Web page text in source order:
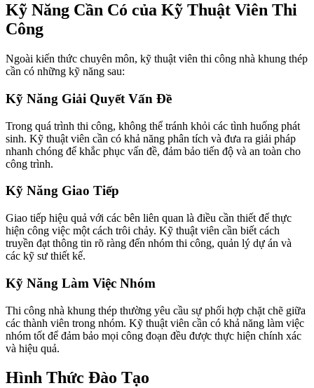
Kỹ Năng Cần Có của Kỹ Thuật Viên Thi
Công
Ngoài kiến thức chuyên môn, kỹ thuật viên thi công nhà khung thép
cần có những kỹ năng sau:
Kỹ Năng Giải Quyết Vấn Đề
Trong quá trình thi công, không thể tránh khỏi các tình huống phát
sinh. Kỹ thuật viên cần có khả năng phân tích và đưa ra giải pháp
nhanh chóng để khắc phục vấn đề, đảm bảo tiến độ và an toàn cho
công trình.
Kỹ Năng Giao Tiếp
Giao tiếp hiệu quả với các bên liên quan là điều cần thiết để thực
hiện công việc một cách trôi chảy. Kỹ thuật viên cần biết cách
truyền đạt thông tin rõ ràng đến nhóm thi công, quản lý dự án và
các kỹ sư thiết kế.
Kỹ Năng Làm Việc Nhóm
Thi công nhà khung thép thường yêu cầu sự phối hợp chặt chẽ giữa
các thành viên trong nhóm. Kỹ thuật viên cần có khả năng làm việc
nhóm tốt để đảm bảo mọi công đoạn đều được thực hiện chính xác
và hiệu quả.
Hình Thức Đào Tạo